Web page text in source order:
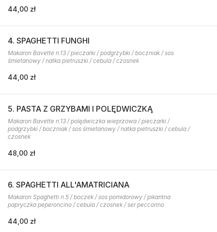
44,00 zł
4. SPAGHETTI FUNGHI
Makaron Bavette n.13 / pieczarki / podgrzybki / boczniak / sos
śmietanowy / natka pietruszki / cebula / czosnek
44,00 zł
5. PASTA Z GRZYBAMI I POLĘDWICZKĄ
Makaron Bavette n.13 / polędwiczka wieprzowa / pieczarki /
podgrzybki / boczniak / sos śmietanowy / natka pietruszki / cebula /
czosnek
48,00 zł
6. SPAGHETTI ALL'AMATRICIANA
Makaron Spaghetti n.5 / boczek / sos pomidorowy / pikantna
papryczka peperoncino / cebula / czosnek / ser peccorino
44,00 zł